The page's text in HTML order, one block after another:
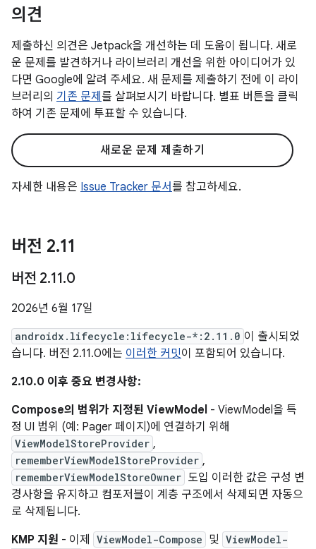
의견
제출하신 의견은 Jetpack을 개선하는 데 도움이 됩니다. 새로
운 문제를 발견하거나 라이브러리 개선을 위한 아이디어가 있
다면 Google에 알려 주세요. 새 문제를 제출하기 전에 이 라이
브러리의 기존 문제 를 살펴보시기 바랍니다. 별표 버튼을 클릭
하여 기존 문제에 투표할 수 있습니다.
새로운 문제 제출하기
자세한 내용은 Issue Tracker 문서를 참고하세요.
버전 2.11
버전 2.11.0
2026년 6월 17일
androidx.lifecycle:lifecycle-*:2.11.0 이 출시되었
습니다. 버전 2.11.0에는 이러한 커밋이 포함되어 있습니다.
2.10.0 이후 중요 변경사항:
Compose의 범위가 지정된 ViewModel - ViewModel을 특
정 UI 범위 (예: Pager 페이지)에 연결하기 위해
ViewModelStoreProvider ,
rememberViewModelStoreProvider ,
rememberViewModelStoreOwner 도입 이러한 값은 구성 변
경사항을 유지하고 컴포저블이 계층 구조에서 삭제되면 자동으
로 삭제됩니다.
KMP 지원 - 이제 ViewModel-Compose 및 ViewModel-